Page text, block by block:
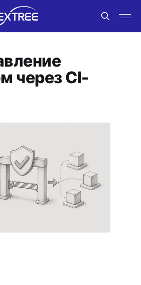
через CI-